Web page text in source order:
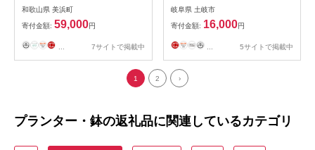
可
和歌山県 美浜町
寄付金額: 59,000円
7サイトで掲載中
ラート）植物付き【大東亜窯
業】インテリア 雑貨 観葉植
物 [MAG073]
岐阜県 土岐市
寄付金額: 16,000円
5サイトで掲載中
1 2 ›
プランター・鉢の返礼品に関連しているカテゴリ